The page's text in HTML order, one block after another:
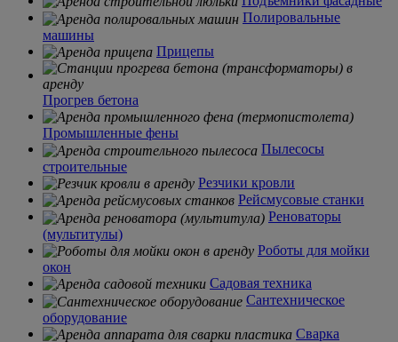
Полировальные
машины
Прицепы
Прогрев бетона
Промышленные фены
Пылесосы
строительные
Резчики кровли
Рейсмусовые станки
Реноваторы
(мультитулы)
Роботы для мойки
окон
Садовая техника
Сантехническое
оборудование
Сварка